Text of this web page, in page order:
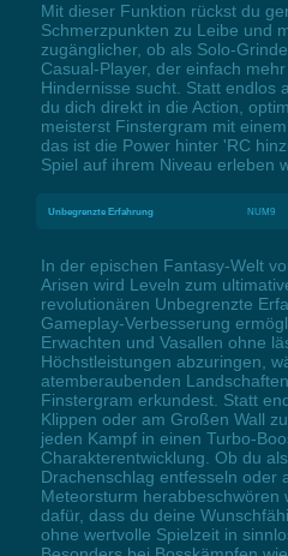
Mit dieser Funktion rückst du
Schmerzpunkten zu Leibe und
zugänglicher, ob als Solo-
Casual-Player, der einfach
Hindernisse sucht. Statt endlos
du dich direkt in die Action,
meisterst Finstergram mit
das ist die Power hinter 'RC
Spiel auf ihrem Niveau erleben
Unbegrenzte Erfahrung NUM9
In der epischen Fantasy-Welt
Arisen wird Leveln zum
revolutionären Unbegrenzte
Gameplay-Verbesserung
Erwachten und Vasallen ohne
Höchstleistungen abzuringen,
atemberaubenden
Finstergram erkundest. Statt
Klippen oder am Großen Wall
jeden Kampf in einen Turbo-
Charakterentwicklung. Ob du
Drachenschlag entfesseln oder
Meteorsturm herabbeschwören
dafür, dass du deine
ohne wertvolle Spielzeit in